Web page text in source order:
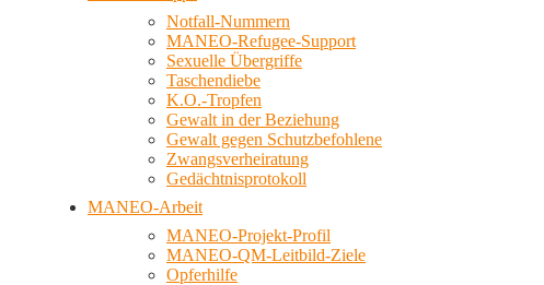
Notfall-Nummern
MANEO-Refugee-Support
Sexuelle Übergriffe
Taschendiebe
K.O.-Tropfen
Gewalt in der Beziehung
Gewalt gegen Schutzbefohlene
Zwangsverheiratung
Gedächtnisprotokoll
MANEO-Arbeit
MANEO-Projekt-Profil
MANEO-QM-Leitbild-Ziele
Opferhilfe